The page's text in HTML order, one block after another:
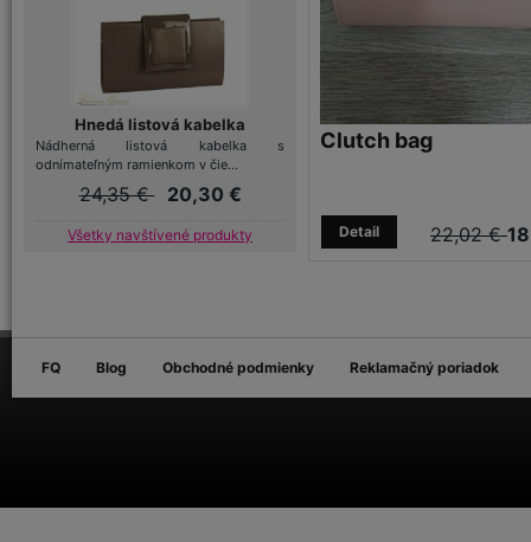
Hnedá listová kabelka
Nádherná listová kabelka s
odnímateľným ramienkom v čie...
24,35 € 20,30 €
Všetky navštívené produkty
Clutch bag
22,02 €
Detail
FQ Blog Obchodné podmienky Reklamačný poriadok